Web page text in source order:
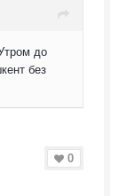
до
без
0